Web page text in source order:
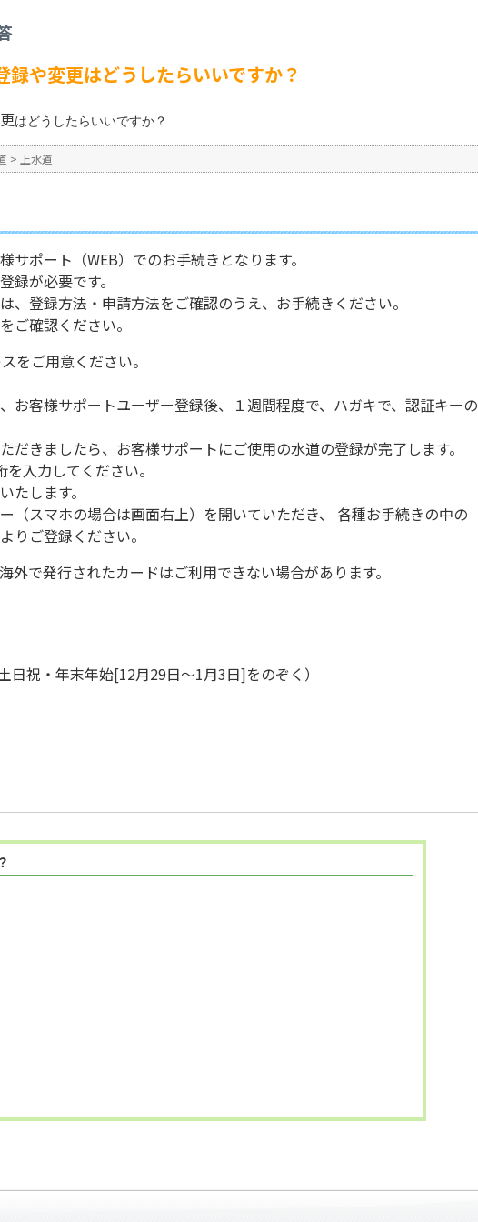
や変更はどうしたらいいですか？
はどうしたらいいですか？
> 上水道
ポート（WEB）でのお手続きとなります。
録が必要です。
、登録方法‧申請方法をご確認のうえ、お手続きください。
をご確認ください。
をご用意ください。
客様サポートユーザー登録後、１週間程度で、ハガキで、認証キーの
だきましたら、お客様サポートにご使用の水道の登録が完了します。
入力してください。
たします。
（スマホの場合は画面右上）を開いていただき、 各種お手続きの中の
りご登録ください。
で発行されたカードはご利用できない場合があります。
祝・年末年始[12月29日～1月3日]をのぞく）